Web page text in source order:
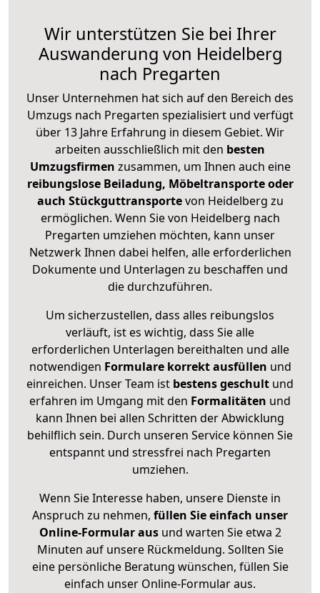
Wir unterstützen Sie bei Ihrer
Auswanderung von Heidelberg
nach Pregarten
Unser Unternehmen hat sich auf den Bereich des
Umzugs nach Pregarten spezialisiert und verfügt
über 13 Jahre Erfahrung in diesem Gebiet. Wir
arbeiten ausschließlich mit den besten
Umzugsfirmen zusammen, um Ihnen auch eine
reibungslose Beiladung, Möbeltransporte oder
auch Stückguttransportevon Heidelberg zu
ermöglichen. Wenn Sie von Heidelberg nach
Pregarten umziehen möchten, kann unser
Netzwerk Ihnen dabei helfen, alle erforderlichen
Dokumente und Unterlagen zu beschaffen und
die durchzuführen.
Um sicherzustellen, dass alles reibungslos
verläuft, ist es wichtig, dass Sie alle
erforderlichen Unterlagen bereithalten und alle
notwendigen Formulare korrekt ausfüllen und
einreichen. Unser Team ist bestens geschult und
erfahren im Umgang mit den Formalitäten und
kann Ihnen bei allen Schritten der Abwicklung
behilflich sein. Durch unseren Service können Sie
entspannt und stressfrei nach Pregarten
umziehen.
Wenn Sie Interesse haben, unsere Dienste in
Anspruch zu nehmen, füllen Sie einfach unser
Online-Formular ausund warten Sie etwa 2
Minuten auf unsere Rückmeldung. Sollten Sie
eine persönliche Beratung wünschen, füllen Sie
einfach unser Online-Formular aus.